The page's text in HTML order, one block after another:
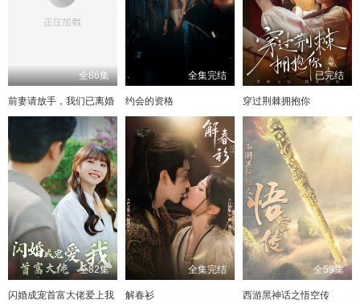
全86集
前妻请放手，我们已离婚
全集完结
约会的资格
已完结
穿过荆棘拥抱你
全82集
闪婚成宠首富大佬爱上我
全集完结
解春衫
全59集
西游黑神话之悟空传